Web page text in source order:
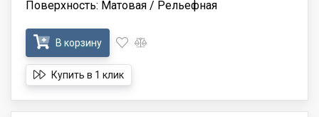
Поверхность: Матовая / Рельефная
В корзину
Купить в 1 клик